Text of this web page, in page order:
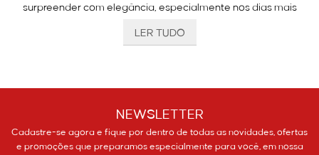
surpreender com elegância, especialmente nos dias mais
com charme e transformar o presente em uma lembrança
especial.
LER TUDO
NEWSLETTER
Cadastre-se agora e fique por dentro de todas as novidades, ofertas
e promoções que preparamos especialmente para você, em nossa